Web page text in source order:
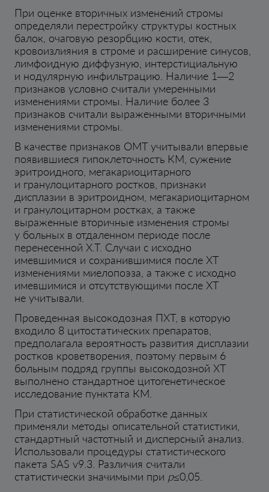
При оценке вторичных изменений стромы
определяли перестройку структуры костных
балок, очаговую резорбцию кости, отек,
кровоизлияния в строме и расширение синусов,
лимфоидную диффузную, интерстициальную
и нодулярную инфильтрацию. Наличие 1—2
признаков условно считали умеренными
изменениями стромы. Наличие более 3
признаков считали выраженными вторичными
изменениями стромы.
В качестве признаков ОМТ учитывали впервые
появившиеся гипоклеточность КМ, сужение
эритроидного, мегакариоцитарного
и гранулоцитарного ростков, признаки
дисплазии в эритроидном, мегакариоцитарном
и гранулоцитарном ростках, а также
выраженные вторичные изменения стромы
у больных в отдаленном периоде после
перенесенной Х.Т. Случаи с исходно
имевшимися и сохранившимися после ХТ
изменениями миелопоэза, а также с исходно
имевшимися и отсутствующими после ХТ
не учитывали.
Проведенная высокодозная ПХТ, в которую
входило 8 цитостатических препаратов,
предполагала вероятность развития дисплазии
ростков кроветворения, поэтому первым 6
больным подряд группы высокодозной ХТ
выполнено стандартное цитогенетическое
исследование пунктата КМ.
При статистической обработке данных
применяли методы описательной статистики,
стандартный частотный и дисперсный анализ.
Использовали процедуры статистического
пакета SAS v9.3. Различия считали
статистически значимыми при p≤0,05.